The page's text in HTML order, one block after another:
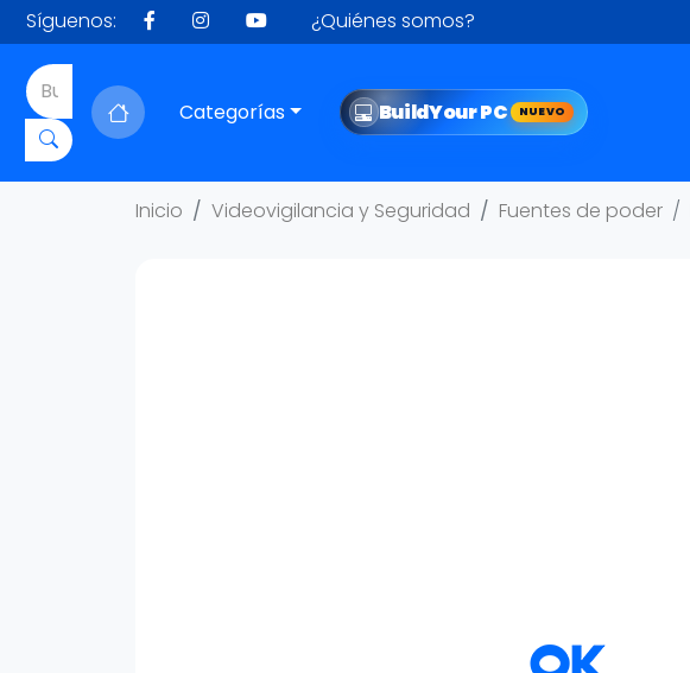
Síguenos: ¿Quiénes somos?
Categorías BuildYour PC NUEVO
Inicio Videovigilancia y Seguridad Fuentes de poder